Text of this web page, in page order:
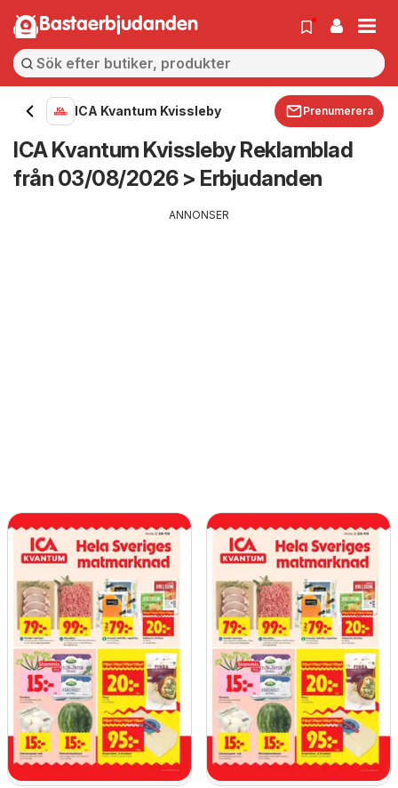
Bastaerbjudanden
ICA Kvantum Kvissleby Prenumerera
ICA Kvantum Kvissleby Reklamblad
från 03/08/2026 > Erbjudanden
ANNONSER